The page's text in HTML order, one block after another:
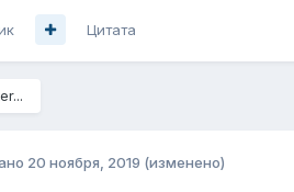
Цитата
20 ноября, 2019 (изменено)